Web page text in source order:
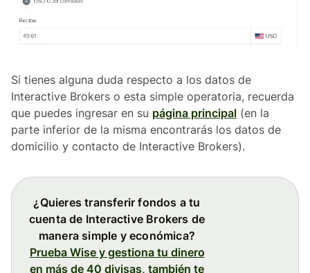
Si tienes alguna duda respecto a los datos de
Interactive Brokers o esta simple operatoria, recuerda
que puedes ingresar en su página principal (en la
parte inferior de la misma encontrarás los datos de
domicilio y contacto de Interactive Brokers).
¿Quieres transferir fondos a tu
cuenta de Interactive Brokers de
manera simple y económica?
Prueba Wise y gestiona tu dinero
en más de 40 divisas, también te